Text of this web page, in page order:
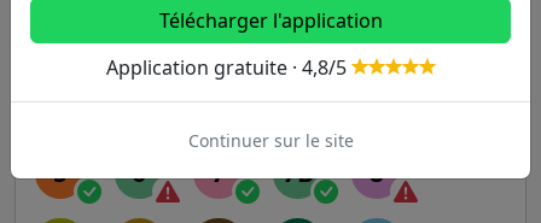
Metro
1 2 3 3B 4
5 6 7 7B 8
Télécharger l'application
Application gratuite · 4,8/5
Continuer sur le site